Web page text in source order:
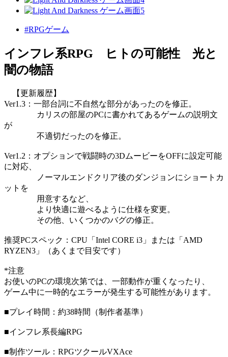
#RPGゲーム
インフレ系RPG ヒトの可能性 光と
闇の物語
【更新履歴】
Ver1.3：一部台詞に不自然な部分があったのを修正。
カリスの部屋のPCに書かれてあるゲームの説明文
が
不適切だったのを修正。
Ver1.2：オプションで戦闘時の3DムービーをOFFに設定可能
に対応、
ノーマルエンドクリア後のダンジョンにショートカ
ットを
用意するなど、
より快適に遊べるように仕様を変更。
その他、いくつかのバグの修正。
推奨PCスペック：CPU「Intel CORE i3」または「AMD
RYZEN3」（あくまで目安です）
*注意
お使いのPCの環境次第では、一部動作が重くなったり、
ゲーム中に一時的なエラーが発生する可能性があります。
■プレイ時間：約38時間（制作者基準）
■インフレ系長編RPG
■制作ツール：RPGツクールVXAce